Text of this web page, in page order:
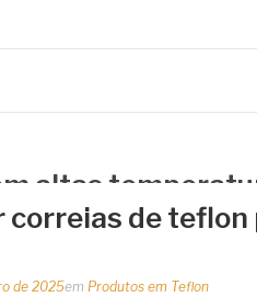
altas
correias de teflon
de 2025em Produtos em Teflon